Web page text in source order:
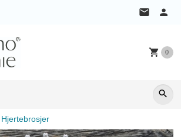
0
Hjertebrosjer